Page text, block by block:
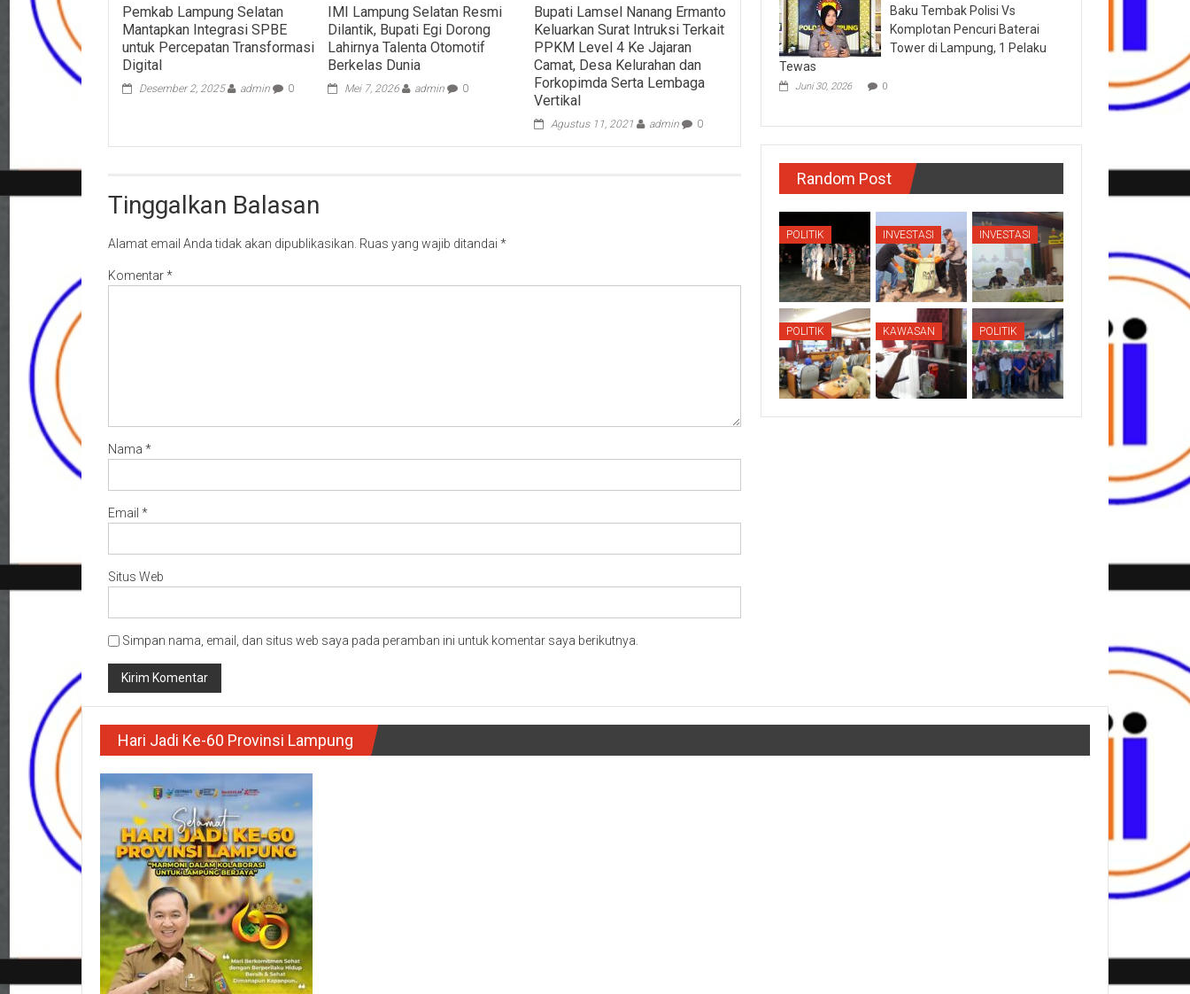
Pemkab Lampung Selatan
Mantapkan Integrasi SPBE
untuk Percepatan Transformasi
Digital
Desember 2, 2025 admin 0
IMI Lampung Selatan Resmi
Dilantik, Bupati Egi Dorong
Lahirnya Talenta Otomotif
Berkelas Dunia
Mei 7, 2026 admin 0
Bupati Lamsel Nanang Ermanto
Keluarkan Surat Intruksi Terkait
PPKM Level 4 Ke Jajaran
Camat, Desa Kelurahan dan
Forkopimda Serta Lembaga
Vertikal
Agustus 11, 2021 admin 0
Tinggalkan Balasan
Alamat email Anda tidak akan dipublikasikan. Ruas yang wajib ditandai *
Komentar*
Nama *
Email *
Situs Web
Simpan nama, email, dan situs web saya pada peramban ini untuk komentar saya berikutnya.
Baku Tembak Polisi Vs
Komplotan Pencuri Baterai
Tower di Lampung, 1 Pelaku
Tewas
Juni 30, 2026 0
Random Post
POLITIK INVESTASI INVESTASI
POLITIK KAWASAN POLITIK
Hari Jadi Ke-60 Provinsi Lampung